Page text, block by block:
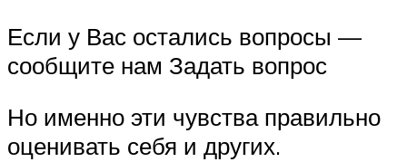
Если у Вас остались вопросы —
сообщите нам Задать вопрос
Но именно эти чувства правильно
оценивать себя и других.